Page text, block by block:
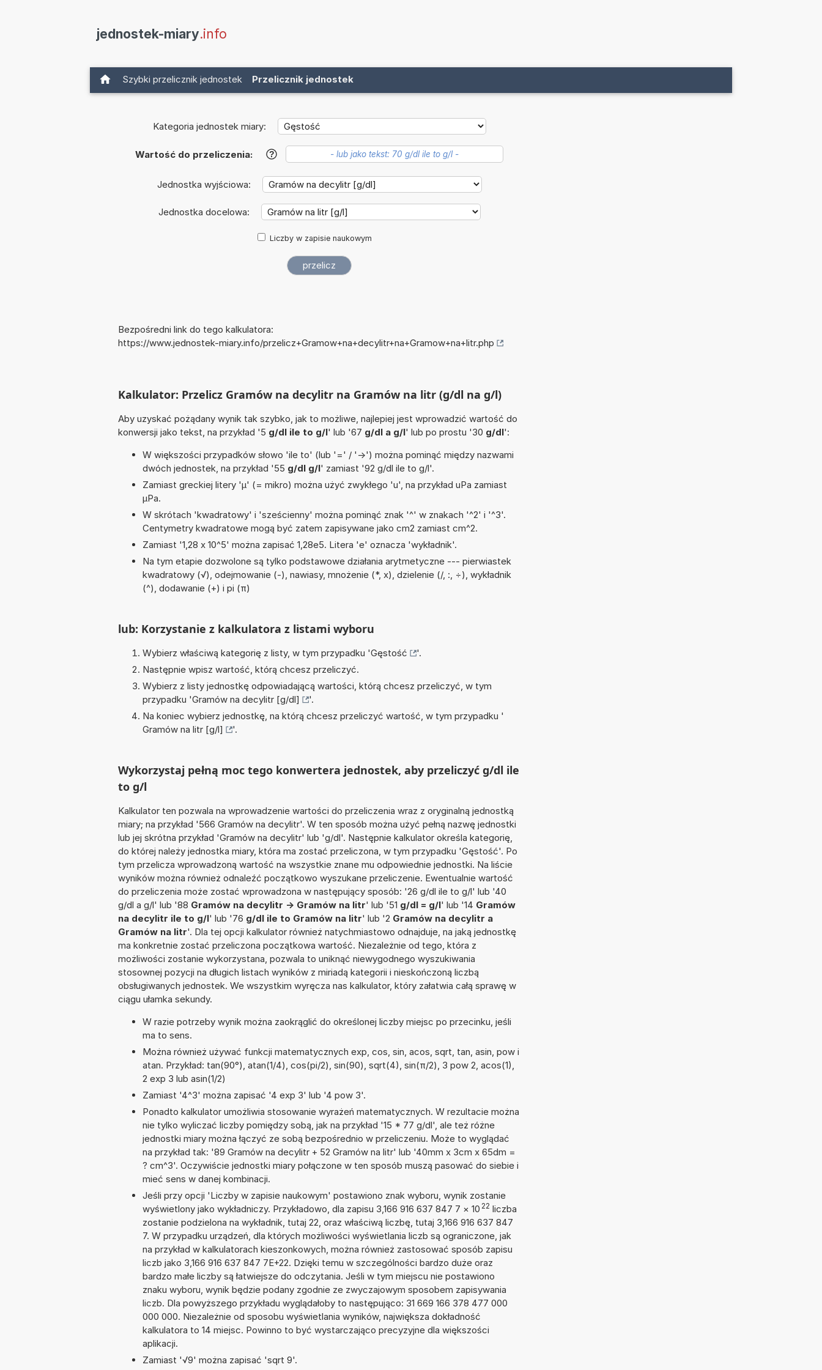
jednostek-miary.info
Szybki przelicznik jednostek Przelicznik jednostek
Kategoria jednostek miary:
Wartość do przeliczenia: ?
Jednostka wyjściowa:
Jednostka docelowa:
Liczby w zapisie naukowym
Bezpośredni link do tego kalkulatora:
https://www.jednostek-miary.info/przelicz+Gramow+na+decylitr+na+Gramow+na+litr.php
Kalkulator: Przelicz Gramów na decylitr na Gramów na litr (g/dl na g/l)
Aby uzyskać pożądany wynik tak szybko, jak to możliwe, najlepiej jest wprowadzić wartość do
konwersji jako tekst, na przykład '5 g/dl ile to g/l' lub '67 g/dl a g/l' lub po prostu '30 g/dl':
W większości przypadków słowo 'ile to' (lub '=' / '->') można pominąć między nazwami
dwóch jednostek, na przykład '55 g/dl g/l' zamiast '92 g/dl ile to g/l'.
Zamiast greckiej litery 'µ' (= mikro) można użyć zwykłego 'u', na przykład uPa zamiast
µPa.
W skrótach 'kwadratowy' i 'sześcienny' można pominąć znak '^' w znakach '^2' i '^3'.
Centymetry kwadratowe mogą być zatem zapisywane jako cm2 zamiast cm^2.
Zamiast '1,28 x 10^5' można zapisać 1,28e5. Litera 'e' oznacza 'wykładnik'.
Na tym etapie dozwolone są tylko podstawowe działania arytmetyczne --- pierwiastek
kwadratowy (√), odejmowanie (-), nawiasy, mnożenie (*, x), dzielenie (/, :, ÷), wykładnik
(^), dodawanie (+) i pi (π)
lub: Korzystanie z kalkulatora z listami wyboru
Wybierz właściwą kategorię z listy, w tym przypadku 'Gęstość
'.
Następnie wpisz wartość, którą chcesz przeliczyć.
Wybierz z listy jednostkę odpowiadającą wartości, którą chcesz przeliczyć, w tym
przypadku 'Gramów na decylitr [g/dl]
'.
Na koniec wybierz jednostkę, na którą chcesz przeliczyć wartość, w tym przypadku '
Gramów na litr [g/l]
'.
Wykorzystaj pełną moc tego konwertera jednostek, aby przeliczyć g/dl ile
to g/l
Kalkulator ten pozwala na wprowadzenie wartości do przeliczenia wraz z oryginalną jednostką
miary; na przykład '566 Gramów na decylitr'. W ten sposób można użyć pełną nazwę jednostki
lub jej skrótna przykład 'Gramów na decylitr' lub 'g/dl'. Następnie kalkulator określa kategorię,
do której należy jednostka miary, która ma zostać przeliczona, w tym przypadku 'Gęstość'. Po
tym przelicza wprowadzoną wartość na wszystkie znane mu odpowiednie jednostki. Na liście
wyników można również odnaleźć początkowo wyszukane przeliczenie. Ewentualnie wartość
do przeliczenia może zostać wprowadzona w następujący sposób: '26 g/dl ile to g/l' lub '40
g/dl a g/l' lub '88 Gramów na decylitr -> Gramów na litr' lub '51 g/dl = g/l' lub '14 Gramów
na decylitr ile to g/l' lub '76 g/dl ile to Gramów na litr' lub '2 Gramów na decylitr a
Gramów na litr'. Dla tej opcji kalkulator również natychmiastowo odnajduje, na jaką jednostkę
ma konkretnie zostać przeliczona początkowa wartość. Niezależnie od tego, która z
możliwości zostanie wykorzystana, pozwala to uniknąć niewygodnego wyszukiwania
stosownej pozycji na długich listach wyników z miriadą kategorii i nieskończoną liczbą
obsługiwanych jednostek. We wszystkim wyręcza nas kalkulator, który załatwia całą sprawę w
ciągu ułamka sekundy.
W razie potrzeby wynik można zaokrąglić do określonej liczby miejsc po przecinku, jeśli
ma to sens.
Można również używać funkcji matematycznych exp, cos, sin, acos, sqrt, tan, asin, pow i
atan. Przykład: tan(90°), atan(1/4), cos(pi/2), sin(90), sqrt(4), sin(π/2), 3 pow 2, acos(1),
2 exp 3 lub asin(1/2)
Zamiast '4^3' można zapisać '4 exp 3' lub '4 pow 3'.
Ponadto kalkulator umożliwia stosowanie wyrażeń matematycznych. W rezultacie można
nie tylko wyliczać liczby pomiędzy sobą, jak na przykład '15 * 77 g/dl', ale też różne
jednostki miary można łączyć ze sobą bezpośrednio w przeliczeniu. Może to wyglądać
na przykład tak: '89 Gramów na decylitr + 52 Gramów na litr' lub '40mm x 3cm x 65dm =
? cm^3'. Oczywiście jednostki miary połączone w ten sposób muszą pasować do siebie i
mieć sens w danej kombinacji.
Jeśli przy opcji 'Liczby w zapisie naukowym' postawiono znak wyboru, wynik zostanie
wyświetlony jako wykładniczy. Przykładowo, dla zapisu 3,166 916 637 847 7 × 10 22 liczba
zostanie podzielona na wykładnik, tutaj 22, oraz właściwą liczbę, tutaj 3,166 916 637 847
7. W przypadku urządzeń, dla których możliwości wyświetlania liczb są ograniczone, jak
na przykład w kalkulatorach kieszonkowych, można również zastosować sposób zapisu
liczb jako 3,166 916 637 847 7E+22. Dzięki temu w szczególności bardzo duże oraz
bardzo małe liczby są łatwiejsze do odczytania. Jeśli w tym miejscu nie postawiono
znaku wyboru, wynik będzie podany zgodnie ze zwyczajowym sposobem zapisywania
liczb. Dla powyższego przykładu wyglądałoby to następująco: 31 669 166 378 477 000
000 000. Niezależnie od sposobu wyświetlania wyników, największa dokładność
kalkulatora to 14 miejsc. Powinno to być wystarczająco precyzyjne dla większości
aplikacji.
Zamiast '√9' można zapisać 'sqrt 9'.